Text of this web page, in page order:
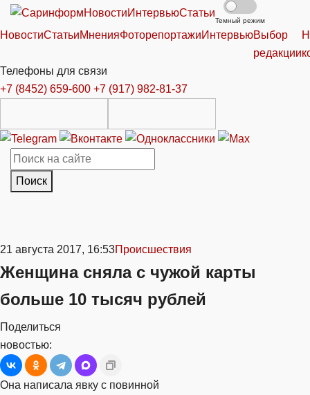
НовостиИнтервьюСтатьи
Темный режим
НовостиСтатьиМненияФоторепортажиИнтервьюВыбор
редакции
Телефоны для связи
+7 (8452) 659-600 +7 (917) 982-81-37
Поиск
21 августа 2017, 16:53Происшествия
Женщина сняла с чужой карты
больше 10 тысяч рублей
Поделиться
новостью:
Она написала явку с повинной